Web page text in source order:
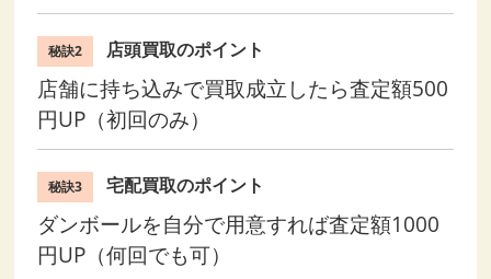
秘訣2 店頭買取のポイント
店舗に持ち込みで買取成立したら査定額500
円UP（初回のみ）
秘訣3 宅配買取のポイント
ダンボールを自分で用意すれば査定額1000
円UP（何回でも可）